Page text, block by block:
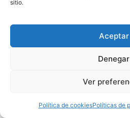
sitio.
Aceptar
Denegar
Ver
Política de cookiesPolíticas de